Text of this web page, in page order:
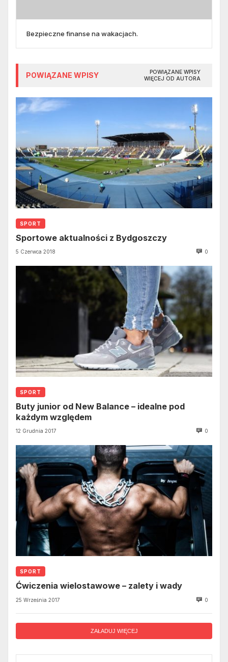
Bezpieczne finanse na wakacjach.
POWIĄZANE WPISY
POWIĄZANE WPISY
WIĘCEJ OD AUTORA
SPORT
Sportowe aktualności z Bydgoszczy
5 Czerwca 2018 0
SPORT
Buty junior od New Balance – idealne pod
każdym względem
12 Grudnia 2017 0
SPORT
Ćwiczenia wielostawowe – zalety i wady
25 Września 2017 0
ZAŁADUJ WIĘCEJ